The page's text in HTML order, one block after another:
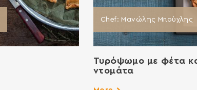
Chef: Μανώλης Μπούχλης
Τυρόψωμο με φέτα
ντομάτα